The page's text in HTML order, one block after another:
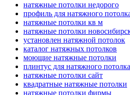
натяжные потолки недорого
профиль для натяжного
натяжные потолки кв м
натяжные потолки
установлен натяжной потолок
каталог натяжных потолков
моющие натяжные потолки
плинтус для натяжного потолка
натяжные потолки сайт
квадратные натяжные потолки
натяжные потолки фирмы